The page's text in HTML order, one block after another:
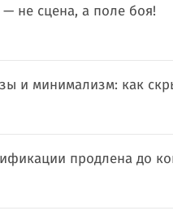
— не сцена, а поле боя!
и минимализм: как
продлена до